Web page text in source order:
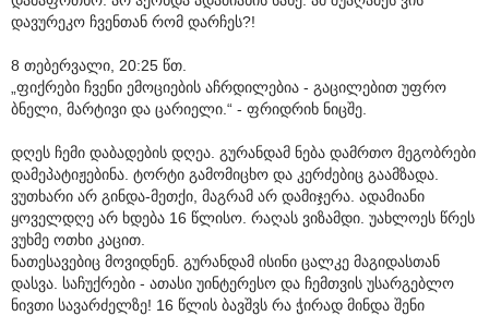
დავურეკო ჩვენთან რომ დარჩეს?!
8 თებერვალი, 20:25 წთ.
„ფიქრები ჩვენი ემოციების აჩრდილებია - გაცილებით უფრო
ბნელი, მარტივი და ცარიელი.“ - ფრიდრიხ ნიცშე.
დღეს ჩემი დაბადების დღეა. გურანდამ ნება დამრთო მეგობრები
დამეპატიჟებინა. ტორტი გამომიცხო და კერძებიც გაამზადა.
ვუთხარი არ გინდა-მეთქი, მაგრამ არ დამიჯერა. ადამიანი
ყოველდღე არ ხდება 16 წლისო. რაღას ვიზამდი. უახლოეს წრეს
ვუხმე ოთხი კაცით.
ნათესავებიც მოვიდნენ. გურანდამ ისინი ცალკე მაგიდასთან
დასვა. საჩუქრები - ათასი უინტერესო და ჩემთვის უსარგებლო
ნივთი სავარძელზე! 16 წლის ბავშვს რა ჭირად მინდა შენი